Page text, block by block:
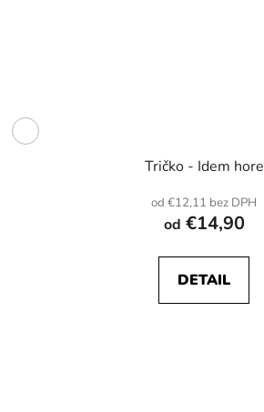
Tričko - Idem hore
od €12,11 bez DPH
od €14,90
DETAIL